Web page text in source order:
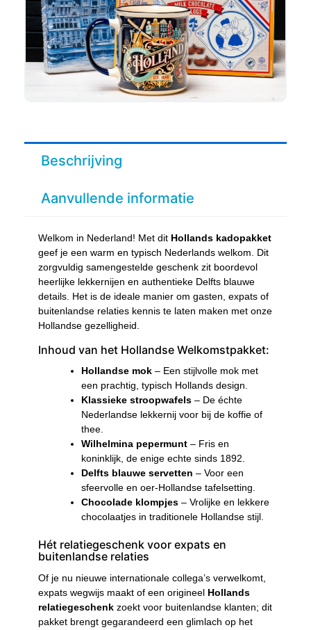
Beschrijving
Aanvullende informatie
Welkom in Nederland! Met dit Hollands kadopakket
geef je een warm en typisch Nederlands welkom. Dit
zorgvuldig samengestelde geschenk zit boordevol
heerlijke lekkernijen en authentieke Delfts blauwe
details. Het is de ideale manier om gasten, expats of
buitenlandse relaties kennis te laten maken met onze
Hollandse gezelligheid.
Inhoud van het Hollandse Welkomstpakket:
Hollandse mok – Een stijlvolle mok met
een prachtig, typisch Hollands design.
Klassieke stroopwafels – De échte
Nederlandse lekkernij voor bij de koffie of
thee.
Wilhelmina pepermunt – Fris en
koninklijk, de enige echte sinds 1892.
Delfts blauwe servetten – Voor een
sfeervolle en oer-Hollandse tafelsetting.
Chocolade klompjes – Vrolijke en lekkere
chocolaatjes in traditionele Hollandse stijl.
Hét relatiegeschenk voor expats en
buitenlandse relaties
Of je nu nieuwe internationale collega’s verwelkomt,
expats wegwijs maakt of een origineel Hollands
relatiegeschenk zoekt voor buitenlandse klanten; dit
pakket brengt gegarandeerd een glimlach op het